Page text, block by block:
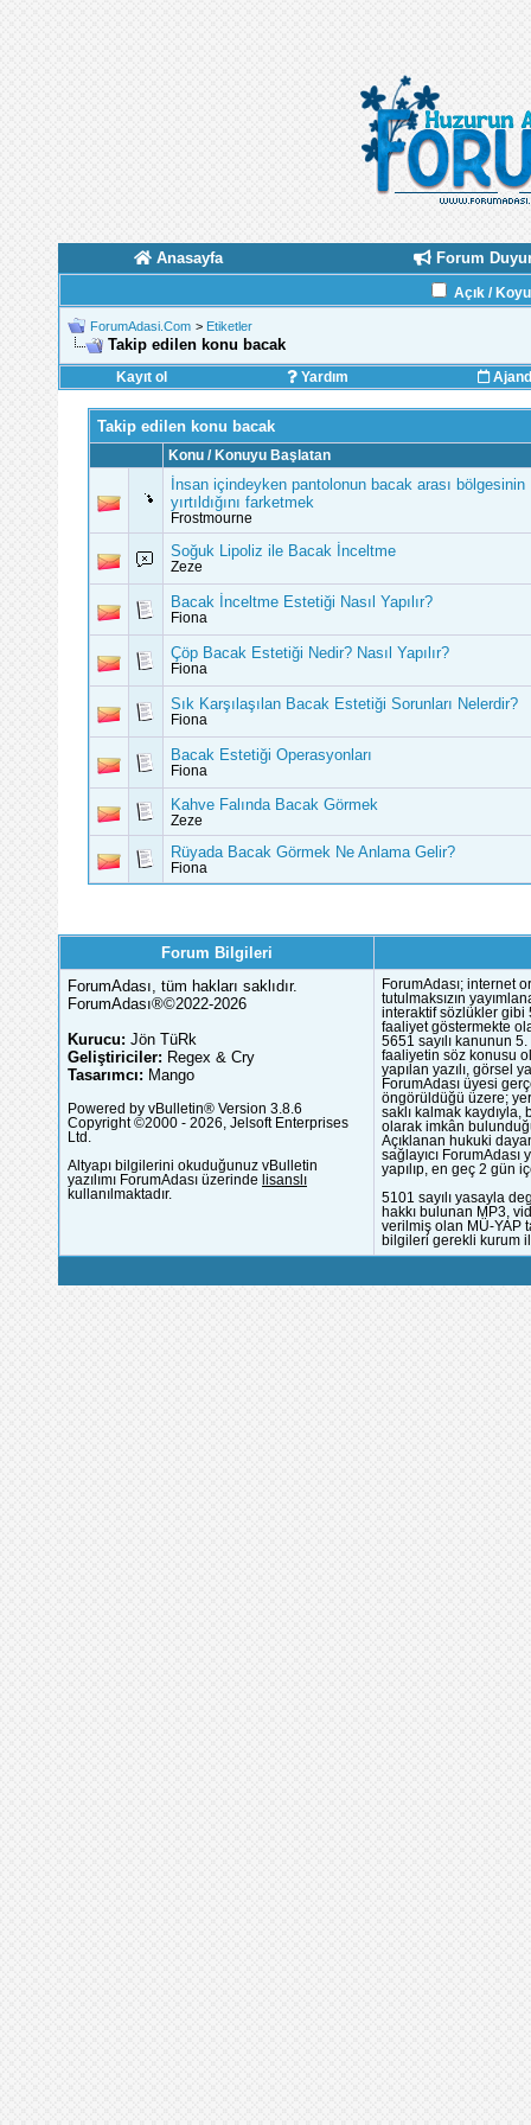
Anasayfa Forum
Açık /
ForumAdasi.Com > Etiketler
Takip edilen konu bacak
Kayıt ol Yardım
Takip edilen konu bacak
Konu / Konuyu Başlatan
İnsan içindeyken pantolonun bacak arası bölgesinin
yırtıldığını farketmek
Frostmourne
Soğuk Lipoliz ile Bacak İnceltme
Zeze
Bacak İnceltme Estetiği Nasıl Yapılır?
Fiona
Çöp Bacak Estetiği Nedir? Nasıl Yapılır?
Fiona
Sık Karşılaşılan Bacak Estetiği Sorunları Nelerdir?
Fiona
Bacak Estetiği Operasyonları
Fiona
Kahve Falında Bacak Görmek
Zeze
Rüyada Bacak Görmek Ne Anlama Gelir?
Fiona
Forum Bilgileri
ForumAdası, tüm hakları saklıdır.
ForumAdası®©2022-2026
Kurucu: Jön TüRk
Geliştiriciler: Regex & Cry
Tasarımcı: Mango
Powered by vBulletin® Version 3.8.6
Copyright ©2000 - 2026, Jelsoft Enterprises
Ltd.
Altyapı bilgilerini okuduğunuz vBulletin
yazılımı ForumAdası üzerinde lisanslı
kullanılmaktadır.
ForumAdası; internet
tutulmaksızın
interaktif sözlükler gibi
faaliyet göstermekte
5651 sayılı kanunun
faaliyetin söz konusu
yapılan yazılı, görsel
ForumAdası üyesi
öngörüldüğü üzere;
saklı kalmak
olarak imkân
Açıklanan hukuki
sağlayıcı
yapılıp, en geç 2 gün
5101 sayılı yasayla
hakkı bulunan MP3,
verilmiş olan MÜ-YAP
bilgileri gerekli kurum